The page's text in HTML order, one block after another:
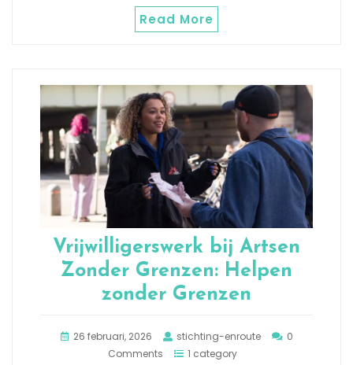
Read More
Vrijwilligerswerk bij Artsen
Zonder Grenzen: Helpen
zonder Grenzen
26 februari, 2026 stichting-enroute
0
Comments
1 category